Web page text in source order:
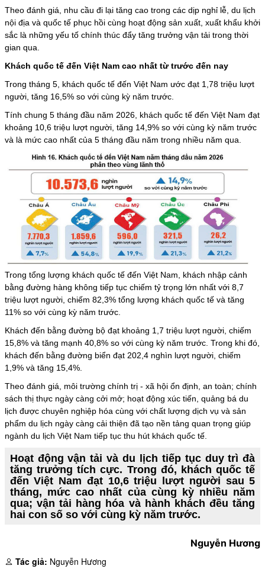
Theo đánh giá, nhu cầu đi lại tăng cao trong các dịp nghỉ lễ, du lịch
nội địa và quốc tế phục hồi cùng hoạt động sản xuất, xuất khẩu khởi
sắc là những yếu tố chính thúc đẩy tăng trưởng vận tải trong thời
gian qua.
Khách quốc tế đến Việt Nam cao nhất từ trước đến nay
Trong tháng 5, khách quốc tế đến Việt Nam ước đạt 1,78 triệu lượt
người, tăng 16,5% so với cùng kỳ năm trước.
Tính chung 5 tháng đầu năm 2026, khách quốc tế đến Việt Nam đạt
khoảng 10,6 triệu lượt người, tăng 14,9% so với cùng kỳ năm trước
và là mức cao nhất của 5 tháng đầu năm trong nhiều năm qua.
Trong tổng lượng khách quốc tế đến Việt Nam, khách nhập cảnh
bằng đường hàng không tiếp tục chiếm tỷ trọng lớn nhất với 8,7
triệu lượt người, chiếm 82,3% tổng lượng khách quốc tế và tăng
11% so với cùng kỳ năm trước.
Khách đến bằng đường bộ đạt khoảng 1,7 triệu lượt người, chiếm
15,8% và tăng mạnh 40,8% so với cùng kỳ năm trước. Trong khi đó,
khách đến bằng đường biển đạt 202,4 nghìn lượt người, chiếm
1,9% và tăng 15,4%.
Theo đánh giá, môi trường chính trị - xã hội ổn định, an toàn; chính
sách thị thực ngày càng cởi mở; hoạt động xúc tiến, quảng bá du
lịch được chuyên nghiệp hóa cùng với chất lượng dịch vụ và sản
phẩm du lịch ngày càng cải thiện đã tạo nền tảng quan trọng giúp
ngành du lịch Việt Nam tiếp tục thu hút khách quốc tế.
Hoạt động vận tải và du lịch tiếp tục duy trì đà
tăng trưởng tích cực. Trong đó, khách quốc tế
đến Việt Nam đạt 10,6 triệu lượt người sau 5
tháng, mức cao nhất của cùng kỳ nhiều năm
qua; vận tải hàng hóa và hành khách đều tăng
hai con số so với cùng kỳ năm trước.
Nguyễn Hương
Tác giả: Nguyễn Hương